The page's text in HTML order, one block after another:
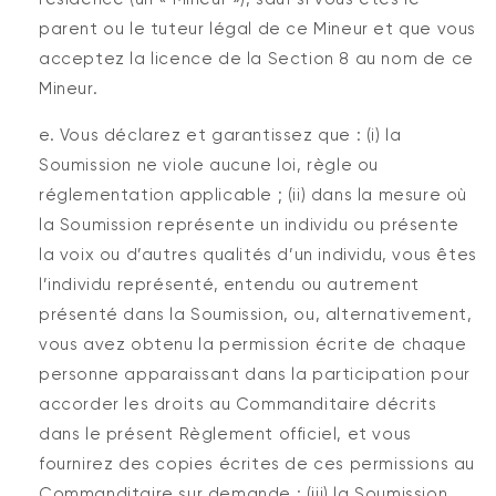
parent ou le tuteur légal de ce Mineur et que vous
acceptez la licence de la Section 8 au nom de ce
Mineur.
e. Vous déclarez et garantissez que : (i) la
Soumission ne viole aucune loi, règle ou
réglementation applicable ; (ii) dans la mesure où
la Soumission représente un individu ou présente
la voix ou d’autres qualités d’un individu, vous êtes
l’individu représenté, entendu ou autrement
présenté dans la Soumission, ou, alternativement,
vous avez obtenu la permission écrite de chaque
personne apparaissant dans la participation pour
accorder les droits au Commanditaire décrits
dans le présent Règlement officiel, et vous
fournirez des copies écrites de ces permissions au